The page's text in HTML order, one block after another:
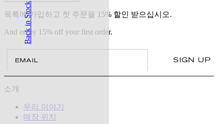
Back in Stock
목록에 가입하고 첫 주문을 15% 할인 받으십시오.
And enjoy 15% off your first order.
SIGN UP
소개
우리 이야기
매장 위치